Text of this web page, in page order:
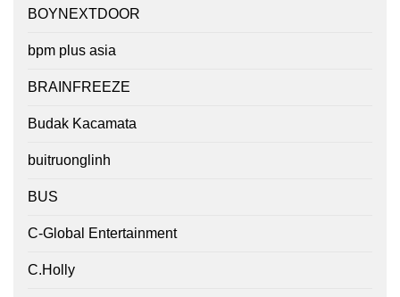
BOYNEXTDOOR
bpm plus asia
BRAINFREEZE
Budak Kacamata
buitruonglinh
BUS
C-Global Entertainment
C.Holly